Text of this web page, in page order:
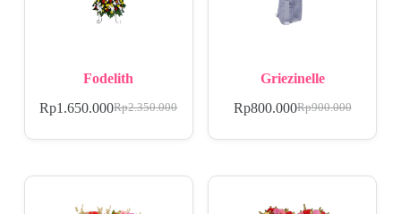
Fodelith
Rp2.350.000
Rp1.650.000
Griezinelle
Rp900.000
Rp800.000